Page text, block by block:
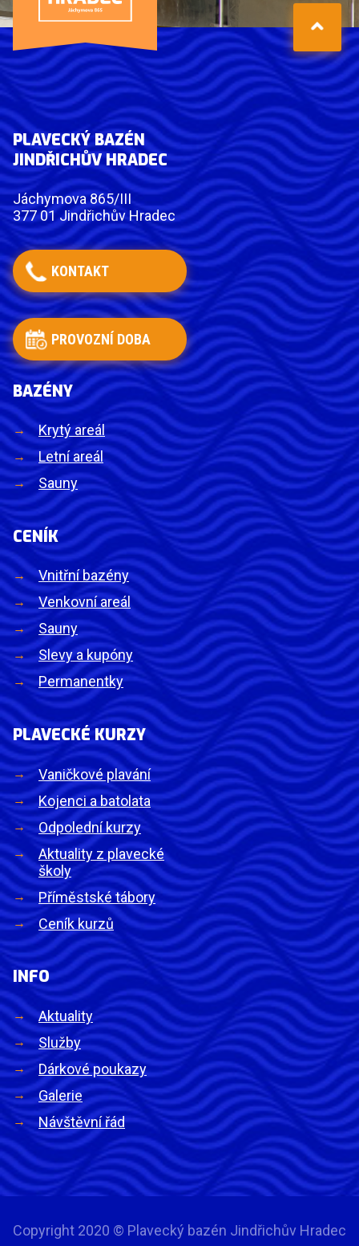
PLAVECKÝ BAZÉN
JINDŘICHŮV HRADEC
Jáchymova 865/III
377 01 Jindřichův Hradec
KONTAKT
PROVOZNÍ DOBA
BAZÉNY
Krytý areál
Letní areál
Sauny
CENÍK
Vnitřní bazény
Venkovní areál
Sauny
Slevy a kupóny
Permanentky
PLAVECKÉ KURZY
Vaničkové plavání
Kojenci a batolata
Odpolední kurzy
Aktuality z plavecké
školy
Příměstské tábory
Ceník kurzů
INFO
Aktuality
Služby
Dárkové poukazy
Galerie
Návštěvní řád
Copyright 2020 © Plavecký bazén Jindřichův Hradec